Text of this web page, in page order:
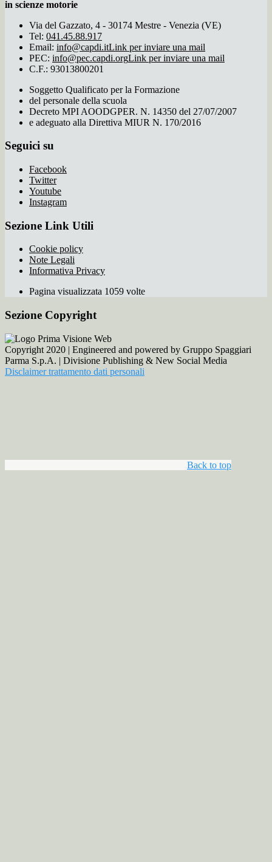
in scienze motorie
Via del Gazzato, 4 - 30174 Mestre - Venezia (VE)
Tel: 041.45.88.917
Email: info@capdi.itLink per inviare una mail
PEC: info@pec.capdi.orgLink per inviare una mail
C.F.: 93013800201
Soggetto Qualificato per la Formazione
del personale della scuola
Decreto MPI AOODGPER. N. 14350 del 27/07/2007
e adeguato alla Direttiva MIUR N. 170/2016
Seguici su
Facebook
Twitter
Youtube
Instagram
Sezione Link Utili
Cookie policy
Note Legali
Informativa Privacy
Pagina visualizzata 1059 volte
Sezione Copyright
Copyright 2020 | Engineered and powered by Gruppo Spaggiari
Parma S.p.A. | Divisione Publishing & New Social Media
Disclaimer trattamento dati personali
Back to top